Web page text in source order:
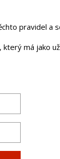
pravidel a
který má jako